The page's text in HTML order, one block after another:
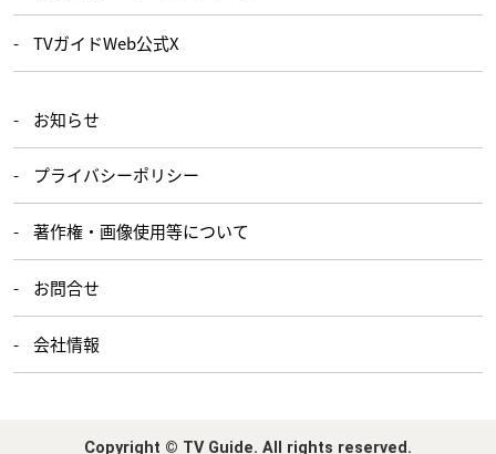
TVガイドWeb公式X
お知らせ
プライバシーポリシー
著作権・画像使用等について
お問合せ
会社情報
Copyright © TV Guide. All rights reserved.